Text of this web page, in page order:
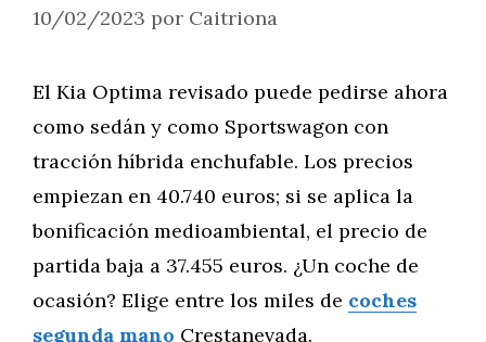
10/02/2023 por Caitriona
El Kia Optima revisado puede pedirse ahora
como sedán y como Sportswagon con
tracción híbrida enchufable. Los precios
empiezan en 40.740 euros; si se aplica la
bonificación medioambiental, el precio de
partida baja a 37.455 euros. ¿Un coche de
ocasión? Elige entre los miles de coches
segunda mano Crestanevada.